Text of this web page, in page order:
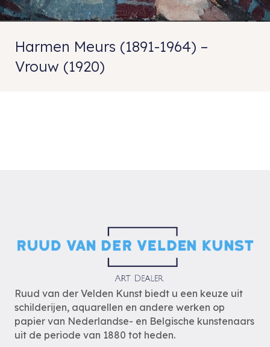
Harmen Meurs (1891-1964) –
Vrouw (1920)
Ruud van der Velden Kunst biedt u een keuze uit
schilderijen, aquarellen en andere werken op
papier van Nederlandse- en Belgische kunstenaars
uit de periode van 1880 tot heden.